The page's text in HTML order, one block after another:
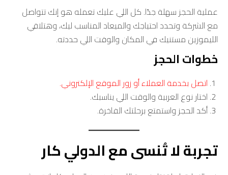
عملية الحجز سهلة جدًا. كل اللي عليك تعمله هو إنك تتواصل
مع الشركة وتحدد احتياجك والميعاد المناسب ليك، وهتلاقي
الليموزين مستنيك في المكان والوقت اللي حددته.
خطوات الحجز
اتصل بخدمة العملاء أو زور الموقع الإلكتروني.
اختار نوع العربية والوقت اللي يناسبك.
أكد الحجز واستمتع برحلتك الفاخرة.
تجربة لا تُنسى مع الدولي كار